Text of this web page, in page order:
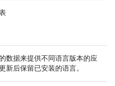
数据来提供不同语言版本的应
新后保留已安装的语言。